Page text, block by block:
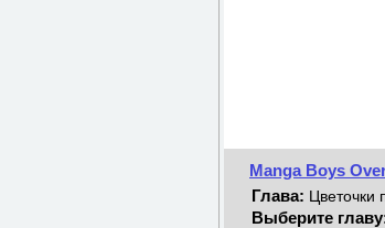
Manga Boys
Глава: Цветочки
Выберите